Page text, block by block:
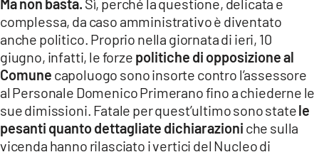
Ma non basta. Sì, perché la questione, delicata e
complessa, da caso amministrativo è diventato
anche politico. Proprio nella giornata di ieri, 10
giugno, infatti, le forze politiche di opposizione al
Comune capoluogo sono insorte contro l’assessore
al Personale Domenico Primerano fino a chiederne le
sue dimissioni. Fatale per quest’ultimo sono statele
pesanti quanto dettagliate dichiarazioni che sulla
vicenda hanno rilasciato i vertici del Nucleo di